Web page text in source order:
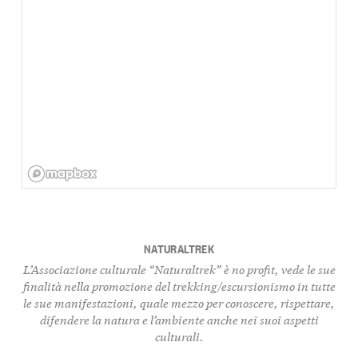
NATURALTREK
L’Associazione culturale “Naturaltrek” è no profit, vede le sue
finalità nella promozione del trekking/escursionismo in tutte
le sue manifestazioni, quale mezzo per conoscere, rispettare,
difendere la natura e l’ambiente anche nei suoi aspetti
culturali.